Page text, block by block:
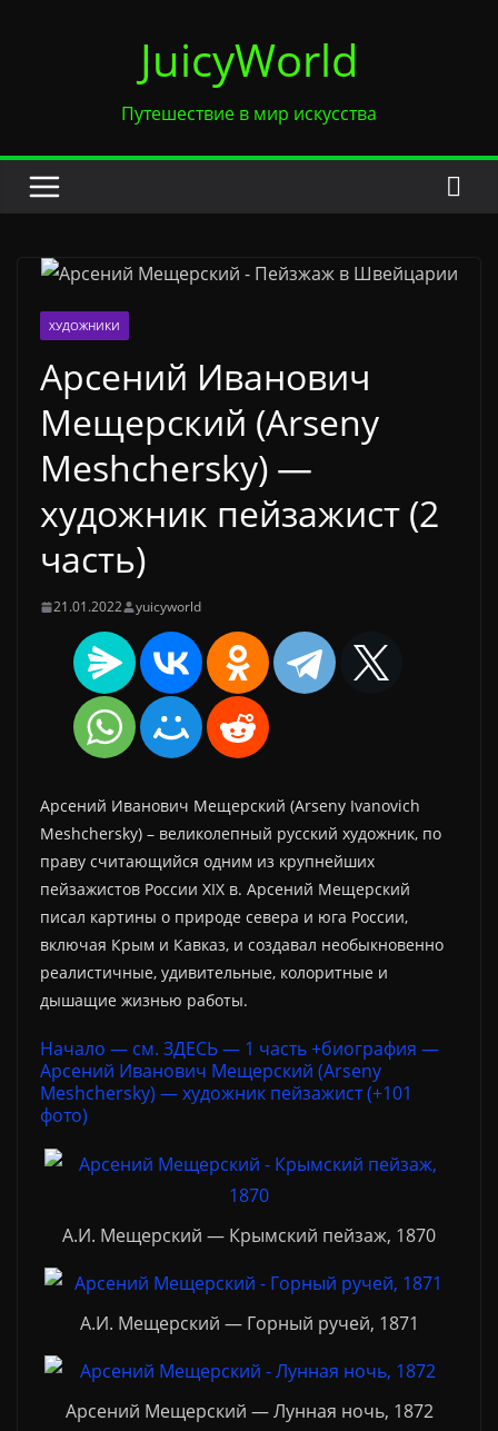
JuicyWorld
Путешествие в мир искусства
ХУДОЖНИКИ
Арсений Иванович
Мещерский (Arseny
Meshchersky) —
художник пейзажист (2
часть)
21.01.2022 yuicyworld
Арсений Иванович Мещерский (Arseny Ivanovich
Meshchersky) – великолепный русский художник, по
праву считающийся одним из крупнейших
пейзажистов России XIX в. Арсений Мещерский
писал картины о природе севера и юга России,
включая Крым и Кавказ, и создавал необыкновенно
реалистичные, удивительные, колоритные и
дышащие жизнью работы.
Начало — см. ЗДЕСЬ — 1 часть +биография —
Арсений Иванович Мещерский (Arseny
Meshchersky) — художник пейзажист (+101
фото)
А.И. Мещерский — Крымский пейзаж, 1870
А.И. Мещерский — Горный ручей, 1871
Арсений Мещерский — Лунная ночь, 1872